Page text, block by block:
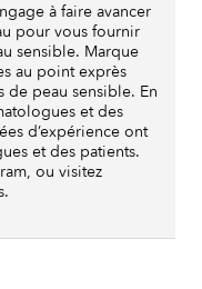
à faire avancer
pour vous fournir
sensible. Marque
au point exprès
peau sensible. En
et des
d’expérience ont
et des patients.
ou visitez